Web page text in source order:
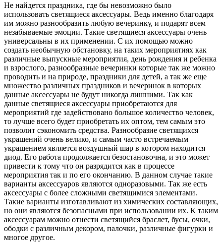
Не найдется праздника, где бы невозможно было
использовать светящиеся аксессуары. Ведь именно благодаря
им можно разнообразить любую вечеринку, и подарят всем
незабываемые эмоции. Такие светящиеся аксессуары очень
универсальны в их применении. С их помощью можно
создать необычную обстановку, на таких мероприятиях как
различные выпускные мероприятия, день рождения и ребенка
и взрослого, разнообразные вечеринки которые так же можно
проводить и на природе, праздники для детей, а так же еще
множество различных праздников и вечеринок в которых
данные аксессуары не будут никогда лишними. Так как
данные светящиеся аксессуары приобретаются для
мероприятий где задействовано большое количество человек,
то лучше всего будет приобретать их оптом, тем самым это
позволит сэкономить средства. Разнообразие светящихся
украшений очень велико, и самым часто встречаемым
украшением является воздушный шар в котором находится
диод. Его работа продолжается безостановочна, и это может
привести к тому что он разрядится как в процессе
мероприятия так и по его окончанию. В данном случае такие
варианты аксессуаров являются одноразовыми. Так же есть
аксессуары с более сложными светящимися элементами.
Такие варианты изготавливают из химических составляющих,
но они являются безопасными при использовании их. К таким
аксессуарам можно отнести светящийся браслет, бусы, очки,
ободки с различным декором, палочки, различные фигурки и
многое другое.